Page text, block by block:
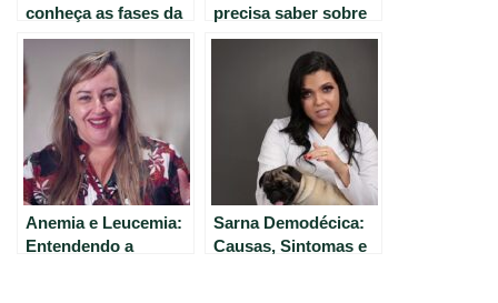
conheça as fases da
doença e seus
primeiros sintomas
precisa saber sobre
o câncer de pulmão –
Guia completo.
Anemia e Leucemia:
Entendendo a
Sarna Demodécica:
Causas, Sintomas e